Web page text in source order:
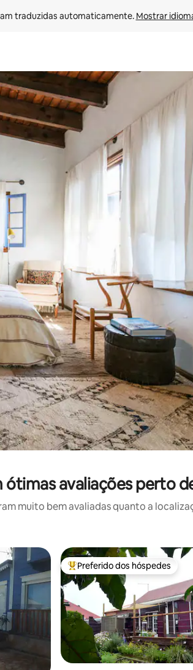
traduzidas automaticamente. Mostrar
cima e para baixo do teclado ou tocando
avaliações perto
muito bem avaliadas quanto a
Entre os melhores preferidos
Preferido dos hóspedes